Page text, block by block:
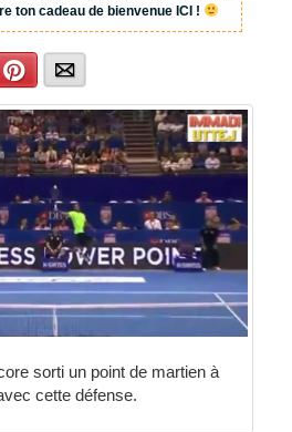
ton cadeau de bienvenue ICI !
Pinterest
sorti un point de martien à
cette défense.